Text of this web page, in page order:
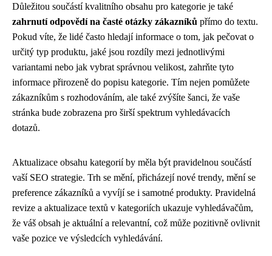
Důležitou součástí kvalitního obsahu pro kategorie je také
zahrnutí odpovědí na časté otázky zákazníků přímo do textu.
Pokud víte, že lidé často hledají informace o tom, jak pečovat o
určitý typ produktu, jaké jsou rozdíly mezi jednotlivými
variantami nebo jak vybrat správnou velikost, zahrňte tyto
informace přirozeně do popisu kategorie. Tím nejen pomůžete
zákazníkům s rozhodováním, ale také zvýšíte šanci, že vaše
stránka bude zobrazena pro širší spektrum vyhledávacích
dotazů.
Aktualizace obsahu kategorií by měla být pravidelnou součástí
vaší SEO strategie. Trh se mění, přicházejí nové trendy, mění se
preference zákazníků a vyvíjí se i samotné produkty. Pravidelná
revize a aktualizace textů v kategoriích ukazuje vyhledávačům,
že váš obsah je aktuální a relevantní, což může pozitivně ovlivnit
vaše pozice ve výsledcích vyhledávání.